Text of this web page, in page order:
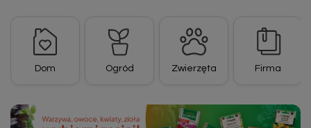
Firma
Dom Ogród Zwierzęta